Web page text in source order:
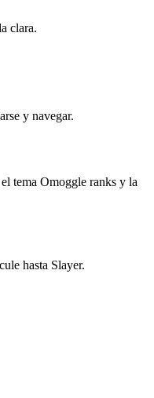
clara.
y navegar.
tema Omoggle ranks y la
hasta Slayer.